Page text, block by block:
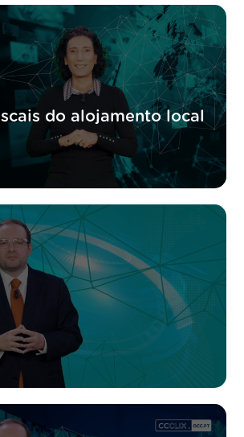
do alojamento local